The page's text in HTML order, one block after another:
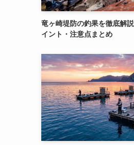
竜ヶ崎堤防の釣果を徹底解
イント・注意点まとめ